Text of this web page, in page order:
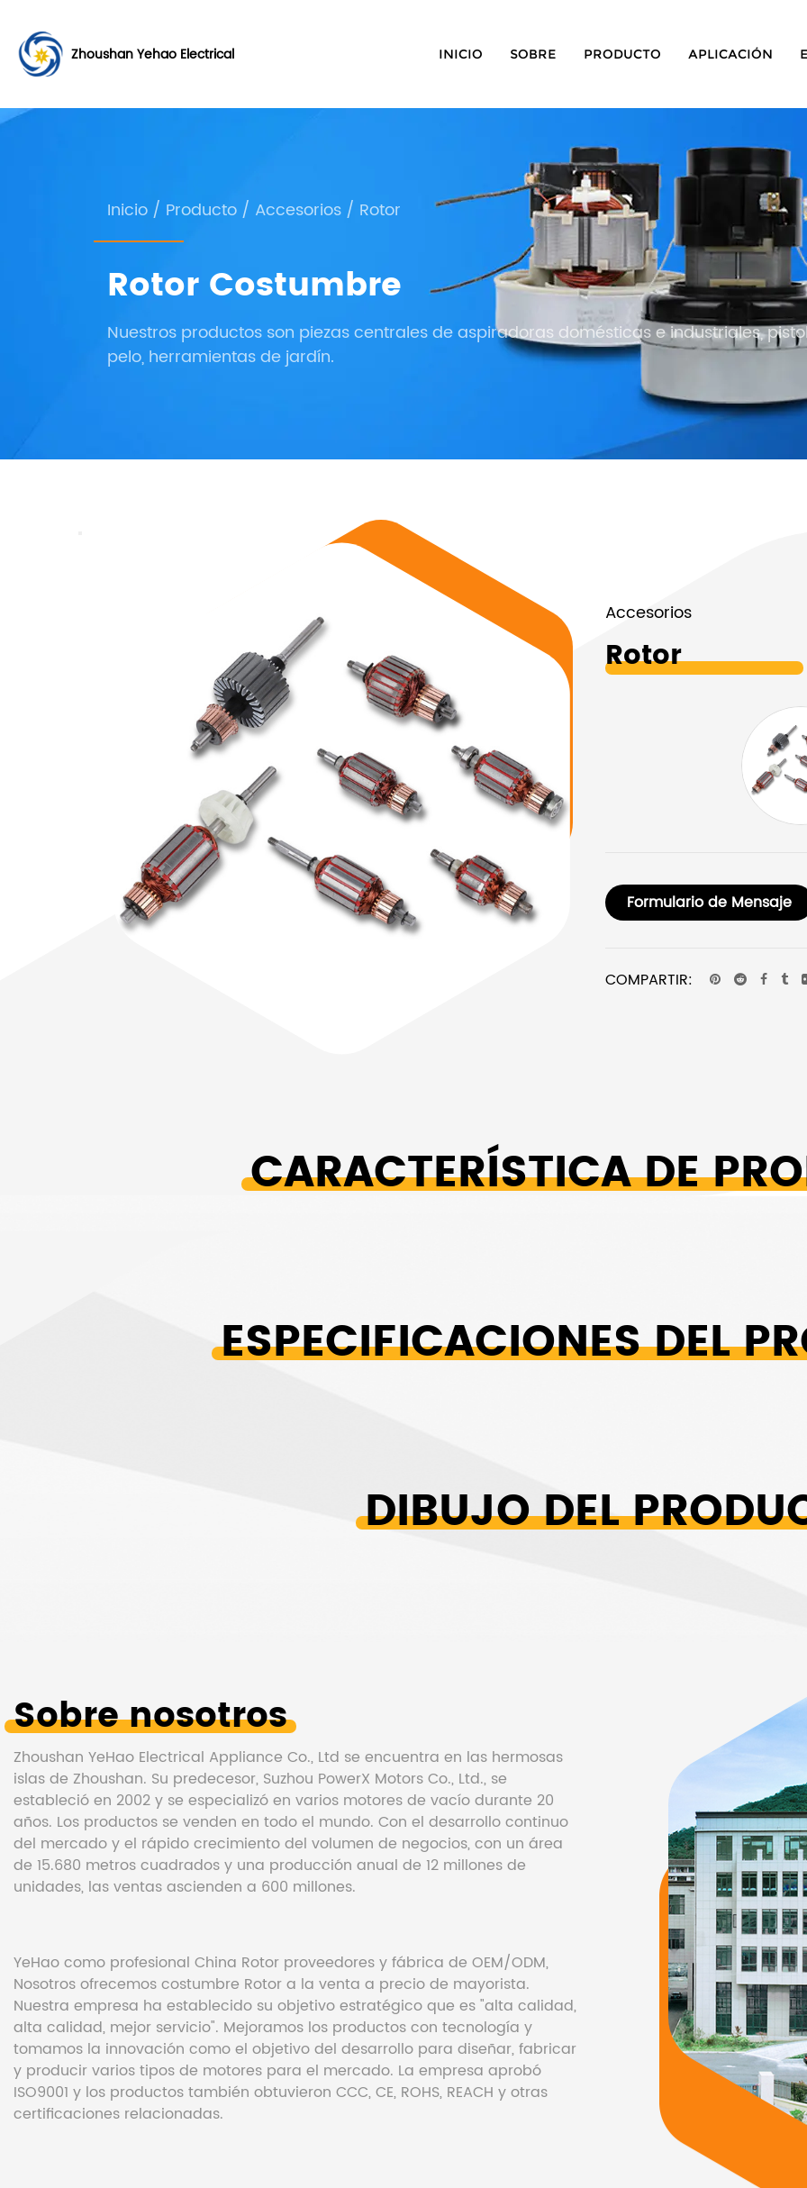
Zhoushan Yehao Electrical INICIO SOBRE PRODUCTO APLICACIÓN
Inicio / Producto / Accesorios / Rotor
Rotor Costumbre
Nuestros productos son piezas centrales de aspiradoras domésticas e industriales,
pelo, herramientas de jardín.
Accesorios
Rotor
Formulario de Mensaje
COMPARTIR:
CARACTERÍSTICA DE
ESPECIFICACIONES DEL
DIBUJO DEL
Sobre nosotros
Zhoushan YeHao Electrical Appliance Co., Ltd se encuentra en las hermosas
islas de Zhoushan. Su predecesor, Suzhou PowerX Motors Co., Ltd., se
estableció en 2002 y se especializó en varios motores de vacío durante 20
años. Los productos se venden en todo el mundo. Con el desarrollo continuo
del mercado y el rápido crecimiento del volumen de negocios, con un área
de 15.680 metros cuadrados y una producción anual de 12 millones de
unidades, las ventas ascienden a 600 millones.
YeHao como profesional China Rotor proveedores y fábrica de OEM/ODM,
Nosotros ofrecemoscostumbre Rotora la venta a precio de mayorista.
Nuestra empresa ha establecido su objetivo estratégico que es "alta calidad,
alta calidad, mejor servicio". Mejoramos los productos con tecnología y
tomamos la innovación como el objetivo del desarrollo para diseñar, fabricar
y producir varios tipos de motores para el mercado. La empresa aprobó
ISO9001 y los productos también obtuvieron CCC, CE, ROHS, REACH y otras
certificaciones relacionadas.